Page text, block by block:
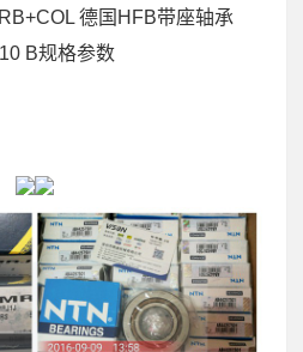
德国HFB带座轴承
B规格参数